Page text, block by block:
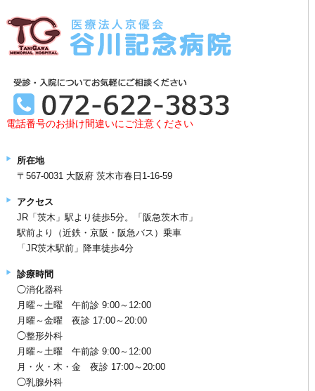
電話番号のお掛け間違いにご注意ください
所在地
〒567-0031 大阪府 茨木市春日1-16-59
アクセス
JR「茨木」駅より徒歩5分。「阪急茨木市」
駅前より（近鉄・京阪・阪急バス）乗車
「JR茨木駅前」降車徒歩4分
診療時間
◯消化器科
月曜～土曜 午前診 9:00～12:00
月曜～金曜 夜診 17:00～20:00
◯整形外科
月曜～土曜 午前診 9:00～12:00
月・火・木・金 夜診 17:00～20:00
◯乳腺外科